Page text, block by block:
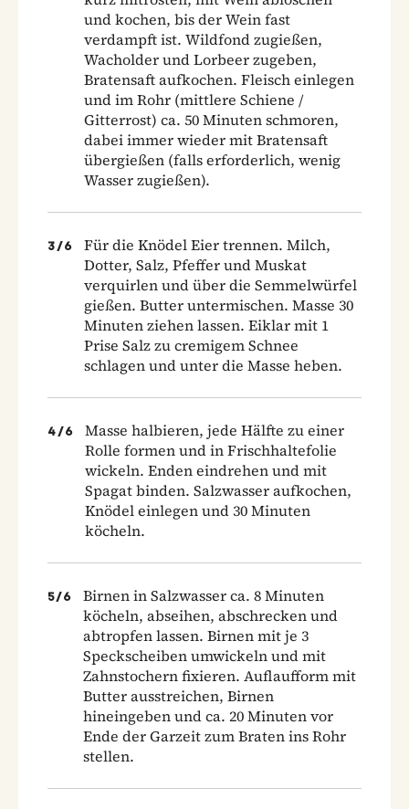
und kochen, bis der Wein fast
verdampft ist. Wildfond zugießen,
Wacholder und Lorbeer zugeben,
Bratensaft aufkochen. Fleisch einlegen
und im Rohr (mittlere Schiene /
Gitterrost) ca. 50 Minuten schmoren,
dabei immer wieder mit Bratensaft
übergießen (falls erforderlich, wenig
Wasser zugießen).
3 /6
Für die Knödel Eier trennen. Milch,
Dotter, Salz, Pfeffer und Muskat
verquirlen und über die Semmelwürfel
gießen. Butter untermischen. Masse 30
Minuten ziehen lassen. Eiklar mit 1
Prise Salz zu cremigem Schnee
schlagen und unter die Masse heben.
4 /6
Masse halbieren, jede Hälfte zu einer
Rolle formen und in Frischhaltefolie
wickeln. Enden eindrehen und mit
Spagat binden. Salzwasser aufkochen,
Knödel einlegen und 30 Minuten
köcheln.
5/6
Birnen in Salzwasser ca. 8 Minuten
köcheln, abseihen, abschrecken und
abtropfen lassen. Birnen mit je 3
Speckscheiben umwickeln und mit
Zahnstochern fixieren. Auflaufform mit
Butter ausstreichen, Birnen
hineingeben und ca. 20 Minuten vor
Ende der Garzeit zum Braten ins Rohr
stellen.